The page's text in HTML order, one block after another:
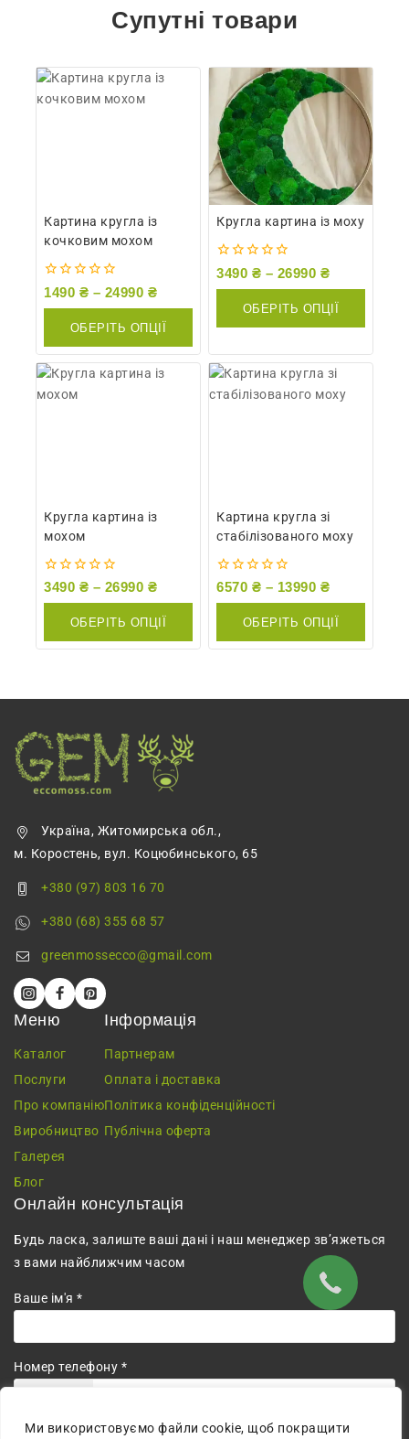
Ми використовуємо файли cookie, щоб покращити
Супутні товари
Картина кругла із
кочковим мохом
0
1490 ₴ – 24990 ₴
ОБЕРІТЬ ОПЦІЇ
Кругла картина із моху
0
3490 ₴ – 26990 ₴
ОБЕРІТЬ ОПЦІЇ
Кругла картина із
мохом
0
3490 ₴ – 26990 ₴
ОБЕРІТЬ ОПЦІЇ
Картина кругла зі
стабілізованого моху
0
6570 ₴ – 13990 ₴
ОБЕРІТЬ ОПЦІЇ
Україна, Житомирська обл.,
м. Коростень, вул. Коцюбинського, 65
+380 (97) 803 16 70
+380 (68) 355 68 57
greenmossecco@gmail.com
Меню
Каталог
Послуги
Про компанію
Виробництво
Галерея
Блог
Інформація
Партнерам
Оплата і доставка
Політика конфіденційності
Публічна оферта
Онлайн консультація
Будь ласка, залиште ваші дані і наш менеджер зв’яжеться
з вами найближчим часом
Ваше ім'я *
Номер телефону *
Погоджуюсь на обробку персональних даних.